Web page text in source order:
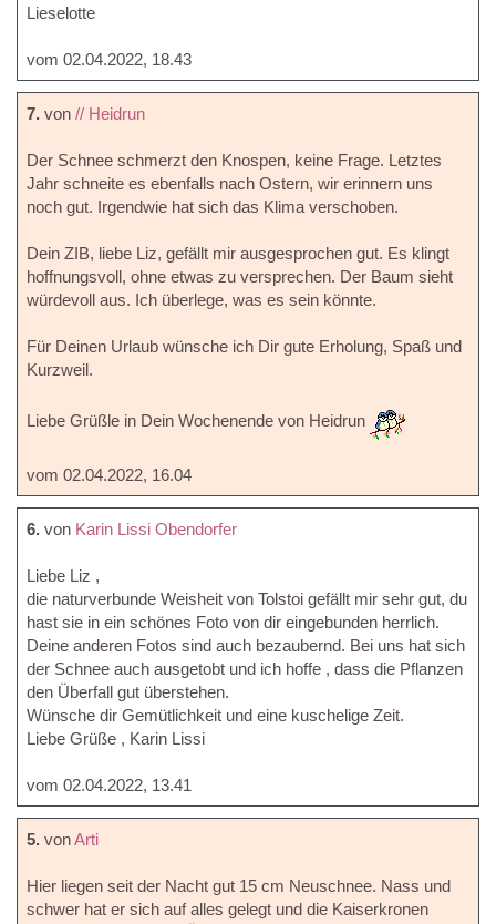
Lieselotte
vom 02.04.2022, 18.43
7. von // Heidrun
Der Schnee schmerzt den Knospen, keine Frage. Letztes
Jahr schneite es ebenfalls nach Ostern, wir erinnern uns
noch gut. Irgendwie hat sich das Klima verschoben.
Dein ZIB, liebe Liz, gefällt mir ausgesprochen gut. Es klingt
hoffnungsvoll, ohne etwas zu versprechen. Der Baum sieht
würdevoll aus. Ich überlege, was es sein könnte.
Für Deinen Urlaub wünsche ich Dir gute Erholung, Spaß und
Kurzweil.
Liebe Grüßle in Dein Wochenende von Heidrun
vom 02.04.2022, 16.04
6. von Karin Lissi Obendorfer
Liebe Liz ,
die naturverbunde Weisheit von Tolstoi gefällt mir sehr gut, du
hast sie in ein schönes Foto von dir eingebunden herrlich.
Deine anderen Fotos sind auch bezaubernd. Bei uns hat sich
der Schnee auch ausgetobt und ich hoffe , dass die Pflanzen
den Überfall gut überstehen.
Wünsche dir Gemütlichkeit und eine kuschelige Zeit.
Liebe Grüße , Karin Lissi
vom 02.04.2022, 13.41
5. vonArti
Hier liegen seit der Nacht gut 15 cm Neuschnee. Nass und
schwer hat er sich auf alles gelegt und die Kaiserkronen